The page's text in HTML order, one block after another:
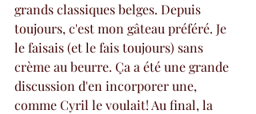
grands classiques belges. Depuis
toujours, c'est mon gâteau préféré. Je
le faisais (et le fais toujours) sans
crème au beurre. Ça a été une grande
discussion d'en incorporer une,
comme Cyril le voulait! Au final, la